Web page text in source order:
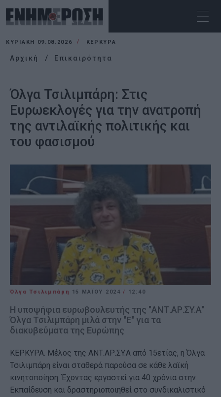
ΚΥΡΙΑΚΉ 09.08.2026 ΚΕΡΚΥΡΑ
Αρχική Επικαιρότητα
Όλγα Τσιλιμπάρη: Στις
Ευρωεκλογές για την ανατροπή
της αντιλαϊκής πολιτικής και
του φασισμού
Όλγα Τσιλιμπάρη 15 ΜΑΪ́ΟΥ 2024/ 12:40
Η υποψήφια ευρωβουλευτής της "ΑΝΤ.ΑΡ.ΣY.Α"
Όλγα Τσιλιμπάρη μιλά στην "Ε" για τα
διακυβεύματα της Ευρώπης
ΚΕΡΚΥΡΑ. Μέλος της ΑΝΤ.ΑΡ.ΣY.Α από 15ετίας, η Όλγα
Τσιλιμπάρη είναι σταθερά παρούσα σε κάθε λαϊκή
κινητοποίηση. Έχοντας εργαστεί για 40 χρόνια στην
Εκπαίδευση και δραστηριοποιηθεί στο συνδικαλιστικό